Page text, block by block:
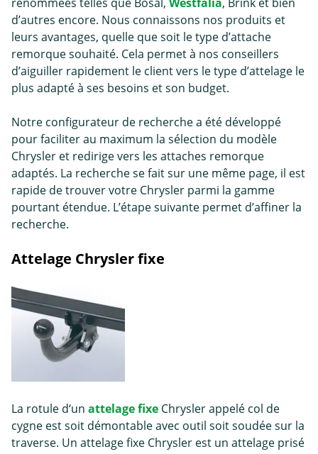
renommées telles que Bosal, Westfalia, Brink et bien
d’autres encore. Nous connaissons nos produits et
leurs avantages, quelle que soit le type d’attache
remorquesouhaité. Cela permet à nos conseillers
d’aiguiller rapidement le client vers le type d’attelage le
plus adapté à ses besoins et son budget.
Notre configurateur de recherche a été développé
pour faciliter au maximum la sélection du modèle
Chrysler et redirige vers les attaches remorque
adaptés. La recherche se fait sur une même page, il est
rapide de trouver votre Chrysler parmi la gamme
pourtant étendue. L’étape suivante permet d’affiner la
recherche.
Attelage Chrysler fixe
La rotule d‘un attelage fixe Chrysler appelé col de
cygne est soit démontable avec outil soit soudée sur la
traverse. Un attelage fixe Chrysler est un attelage prisé